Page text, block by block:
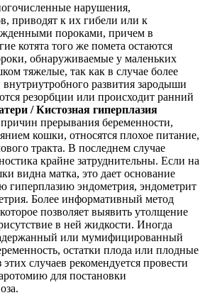
нарушения,
приводят к их гибели или к
пороками, причем в
котята того же помета остаются
обнаруживаемые у маленьких
тяжелые, так как в случае более
развития зародыши
резорбции или происходит ранний
/ Кистозная гиперплазия
прерывания беременности,
кошки, относятся плохое питание,
тракта. В последнем случае
крайне затруднительны. Если на
видна матка, это дает основание
гиперплазию эндометрия, эндометрит
Более информативный метод
позволяет выявить утолщение
в ней жидкости. Иногда
или мумифицированный
остатки плода или плодные
случаев рекомендуется провести
для постановки